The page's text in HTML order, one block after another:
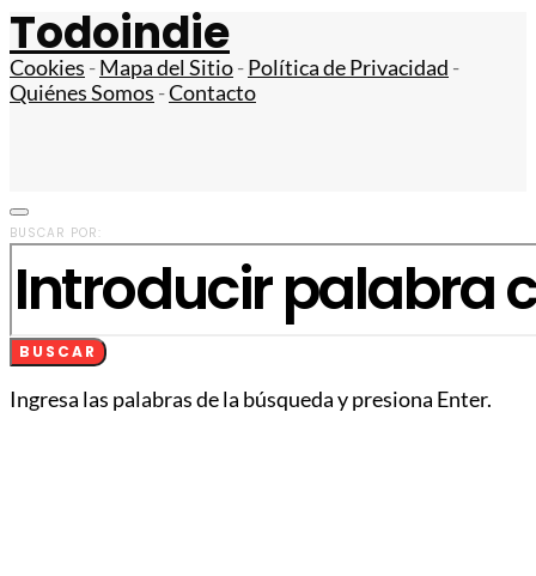
Todoindie
Cookies -Mapa del Sitio-Política de Privacidad -
Quiénes Somos -Contacto
BUSCAR POR:
BUSCAR
Ingresa las palabras de la búsqueda y presiona Enter.